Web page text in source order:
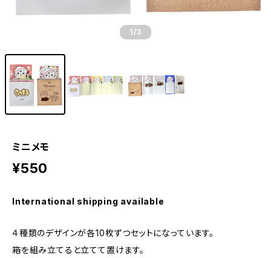
1 /3
ミニメモ
¥550
International shipping available
４種類のデザインが各10枚ずつセットになっています。
箱を組み立てると立てて置けます。